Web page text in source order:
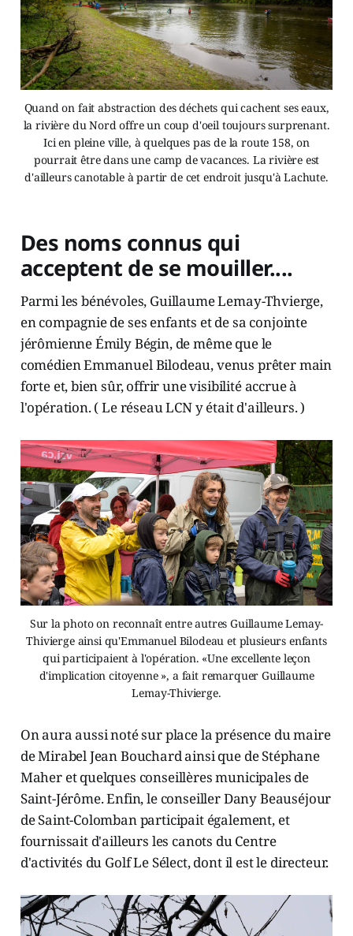
Quand on fait abstraction des déchets qui cachent ses eaux,
la rivière du Nord offre un coup d'oeil toujours surprenant.
Ici en pleine ville, à quelques pas de la route 158, on
pourrait être dans une camp de vacances. La rivière est
d'ailleurs canotable à partir de cet endroit jusqu'à Lachute.
Des noms connus qui
acceptent de se mouiller....
Parmi les bénévoles, Guillaume Lemay-Thvierge,
en compagnie de ses enfants et de sa conjointe
jérômienne Émily Bégin, de même que le
comédien Emmanuel Bilodeau, venus prêter main
forte et, bien sûr, offrir une visibilité accrue à
l'opération. ( Le réseau LCN y était d'ailleurs. )
Sur la photo on reconnaît entre autres Guillaume Lemay-
Thivierge ainsi qu'Emmanuel Bilodeau et plusieurs enfants
qui participaient à l'opération. «Une excellente leçon
d'implication citoyenne », a fait remarquer Guillaume
Lemay-Thivierge.
On aura aussi noté sur place la présence du maire
de Mirabel Jean Bouchard ainsi que de Stéphane
Maher et quelques conseillères municipales de
Saint-Jérôme. Enfin, le conseiller Dany Beauséjour
de Saint-Colomban participait également, et
fournissait d'ailleurs les canots du Centre
d'activités du Golf Le Sélect, dont il est le directeur.